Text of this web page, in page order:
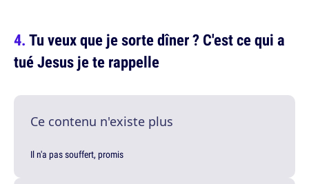
Tu veux que je sorte dîner ? C'est ce qui a
tué Jesus je te rappelle
Ce contenu n'existe plus
Il n'a pas souffert, promis